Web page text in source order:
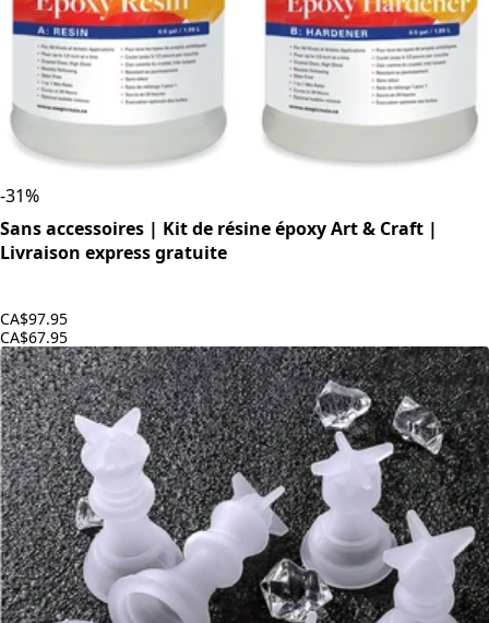
-31%
Sans accessoires | Kit de résine époxy Art & Craft |
Livraison express gratuite
CA$97.95
CA$67.95